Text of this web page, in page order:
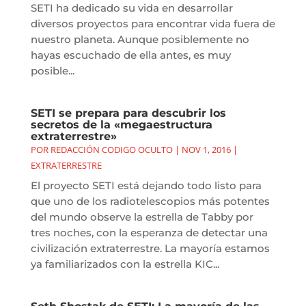
SETI ha dedicado su vida en desarrollar
diversos proyectos para encontrar vida fuera de
nuestro planeta. Aunque posiblemente no
hayas escuchado de ella antes, es muy
posible...
SETI se prepara para descubrir los
secretos de la «megaestructura
extraterrestre»
POR REDACCIÓN CODIGO OCULTO| NOV 1, 2016|
EXTRATERRESTRE
El proyecto SETI está dejando todo listo para
que uno de los radiotelescopios más potentes
del mundo observe la estrella de Tabby por
tres noches, con la esperanza de detectar una
civilización extraterrestre. La mayoría estamos
ya familiarizados con la estrella KIC...